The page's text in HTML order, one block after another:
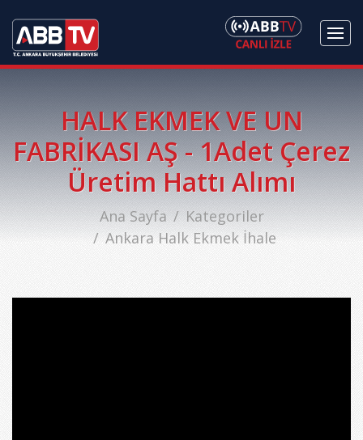
HALK EKMEK VE UN
FABRİKASI AŞ - 1Adet Çerez
Üretim Hattı Alımı
Ana Sayfa
Kategoriler
Ankara Halk Ekmek İhale